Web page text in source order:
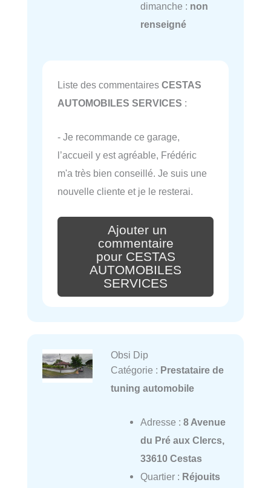
dimanche : non
renseigné
Liste des commentaires CESTAS
AUTOMOBILES SERVICES :
- Je recommande ce garage,
l’accueil y est agréable, Frédéric
m'a très bien conseillé. Je suis une
nouvelle cliente et je le resterai.
Ajouter un
commentaire
pour CESTAS
AUTOMOBILES
SERVICES
Obsi Dip
Catégorie : Prestataire de
tuning automobile
Adresse : 8 Avenue
du Pré aux Clercs,
33610 Cestas
Quartier : Réjouits